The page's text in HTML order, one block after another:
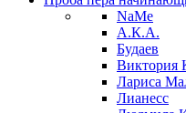
NaMe
А.К.А.
Будаев
Виктория
Лариса
Лианесс